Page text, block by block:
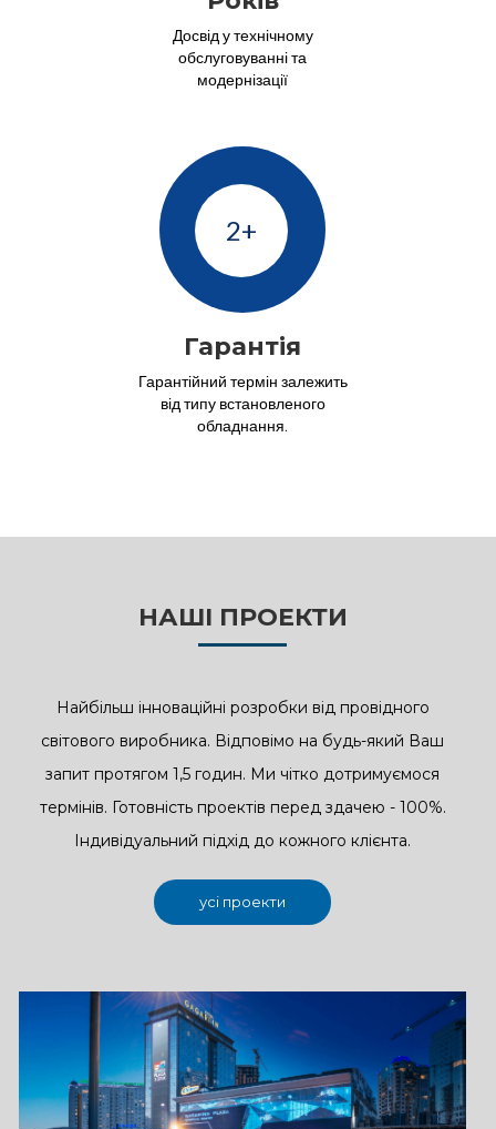
Досвід у технічному
обслуговуванні та
модернізації
2+
Гарантія
Гарантійний термін залежить
від типу встановленого
обладнання.
НАШІ ПРОЕКТИ
Найбільш інноваційні розробки від провідного
світового виробника. Відповімо на будь-який Ваш
запит протягом 1,5 годин. Ми чітко дотримуємося
термінів. Готовність проектів перед здачею - 100%.
Індивідуальний підхід до кожного клієнта.
усі проекти